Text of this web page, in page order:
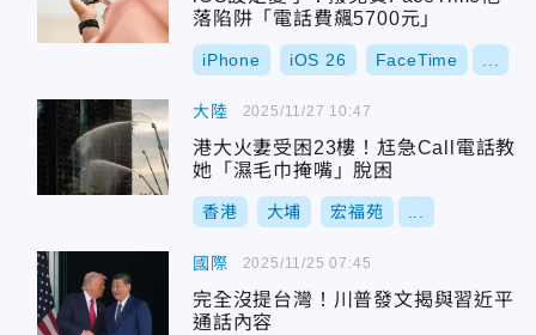
落陷阱「電話費飆5700元」
iPhone iOS 26 FaceTime
大陸
港大火妻受困23樓！尪急Call電話教
她「濕毛巾掩嘴」脫困
香港 大埔 宏福苑
2025/11/27 10:47
國際
完全沒提台灣！川普發文揭與習近平
通話內容
2025/11/25 07:45